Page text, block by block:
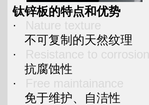
钛锌板的特点和优势
·
Nature texture
不可复制的天然纹理
·
Resistance to corrosion
抗腐蚀性
·
Free maintainance
免于维护、自洁性